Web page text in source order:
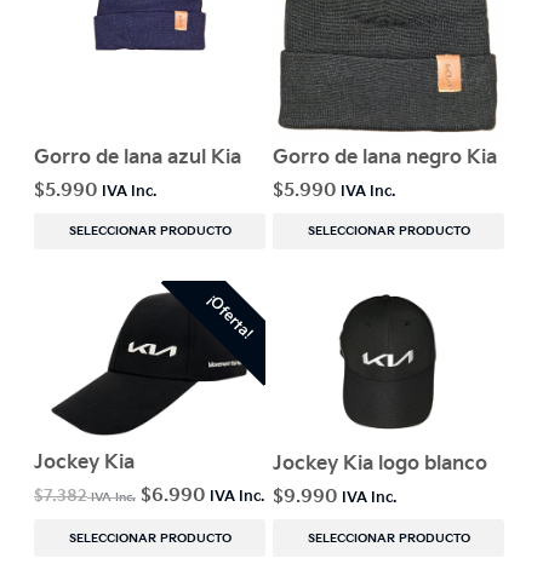
Gorro de lana azul Kia
$5.990
SELECCIONAR PRODUCTO
Gorro de lana negro Kia
$5.990
SELECCIONAR PRODUCTO
¡Oferta!
Jockey Kia
$7.382 $6.990
SELECCIONAR PRODUCTO
Jockey Kia logo blanco
$9.990
SELECCIONAR PRODUCTO